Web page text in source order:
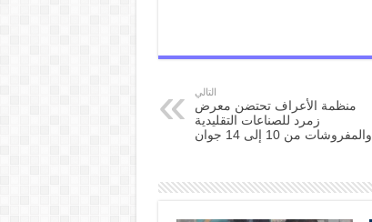
التالي
منظمة الأعراف تحتضن معرض
زمرد للصناعات التقليدية
والمفروشات من 10 إلى 14 جوان